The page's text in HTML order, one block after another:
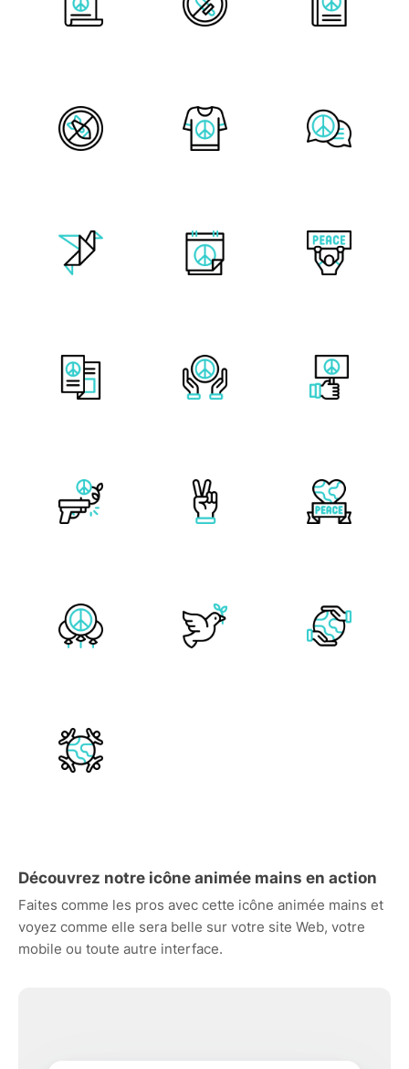
Découvrez notre icône animée mains en action
Faites comme les pros avec cette icône animée mains et
voyez comme elle sera belle sur votre site Web, votre
mobile ou toute autre interface.